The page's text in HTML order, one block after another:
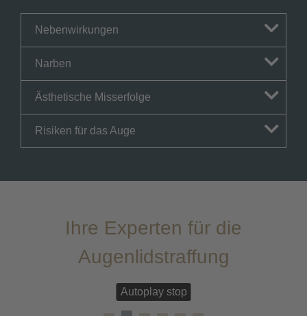
Nebenwirkungen
Narben
Ästhetische Misserfolge
Risiken für das Auge
Ihre Experten für die
Augenlidstraffung
Autoplay stop